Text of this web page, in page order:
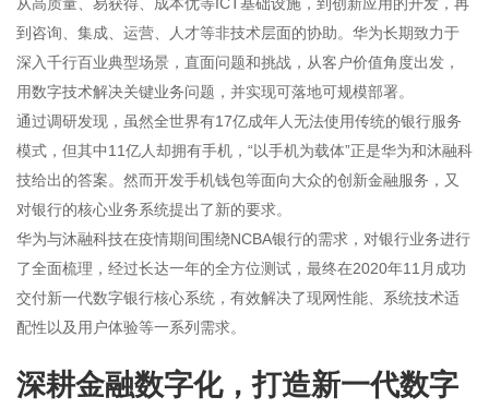
到咨询、集成、运营、人才等非技术层面的协助。华为长期致力于
深入千行百业典型场景，直面问题和挑战，从客户价值角度出发，
用数字技术解决关键业务问题，并实现可落地可规模部署。
通过调研发现，虽然全世界有17亿成年人无法使用传统的银行服务
模式，但其中11亿人却拥有手机，“以手机为载体”正是华为和沐融科
技给出的答案。然而开发手机钱包等面向大众的创新金融服务，又
对银行的核心业务系统提出了新的要求。
华为与沐融科技在疫情期间围绕NCBA银行的需求，对银行业务进行
了全面梳理，经过长达一年的全方位测试，最终在2020年11月成功
交付新一代数字银行核心系统，有效解决了现网性能、系统技术适
配性以及用户体验等一系列需求。
深耕金融数字化，打造新一代数字